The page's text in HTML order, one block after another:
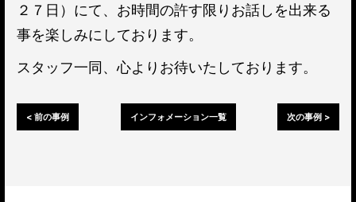
２７日）にて、お時間の許す限りお話しを出来る
事を楽しみにしております。
スタッフ一同、心よりお待いたしております。
< 前の事例 インフォメーション一覧 次の事例 >